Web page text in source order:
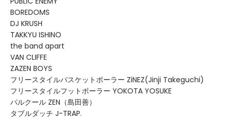
BOREDOMS
DJ KRUSH
TAKKYU ISHINO
the band apart
VAN CLIFFE
ZAZEN BOYS
フリースタイルバスケットボーラー ZiNEZ(Jinji Takeguchi)
フリースタイルフットボーラー YOKOTA YOSUKE
パルクール ZEN（島田善）
タブルダッチ J-TRAP.